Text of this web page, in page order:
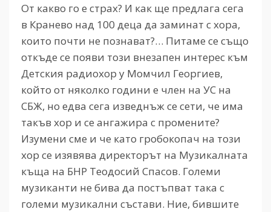
От какво го е страх? И как ще предлага сега
в Кранево над 100 деца да заминат с хора,
които почти не познават?… Питаме се също
откъде се появи този внезапен интерес към
Детския радиохор у Момчил Георгиев,
който от няколко години е член на УС на
СБЖ, но едва сега изведнъж се сети, че има
такъв хор и се ангажира с промените?
Изумени сме и че като гробокопач на този
хор се изявява директорът на Музикалната
къща на БНР Теодосий Спасов. Големи
музиканти не бива да постъпват така с
големи музикални състави. Ние, бившите